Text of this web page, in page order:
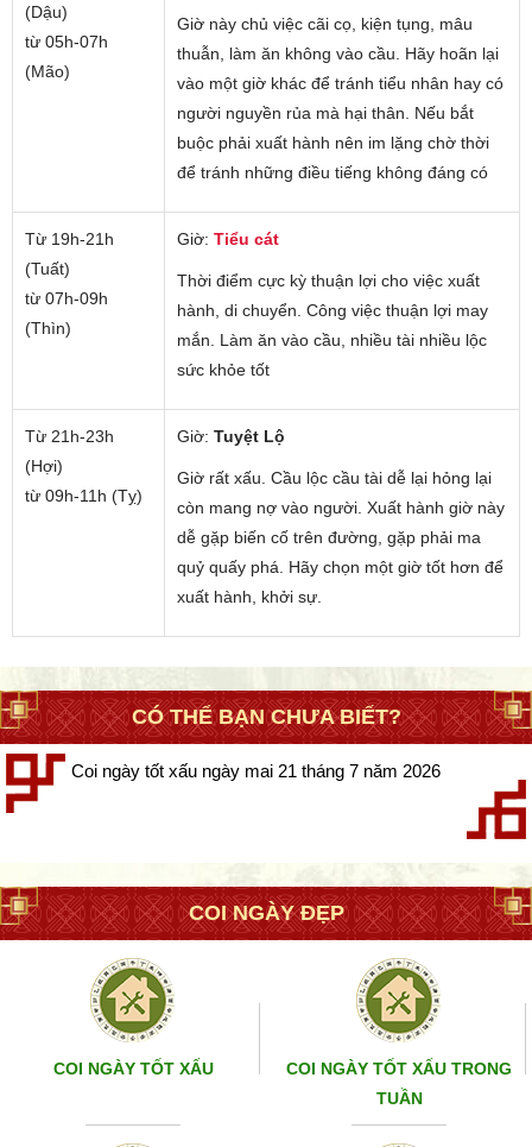
(Dậu)
từ 05h-07h
(Mão)
Giờ này chủ việc cãi cọ, kiện tụng, mâu
thuẫn, làm ăn không vào cầu. Hãy hoãn lại
vào một giờ khác để tránh tiểu nhân hay có
người nguyền rủa mà hại thân. Nếu bắt
buộc phải xuất hành nên im lặng chờ thời
để tránh những điều tiếng không đáng có
Từ 19h-21h
(Tuất)
từ 07h-09h
(Thìn)
Giờ: Tiểu cát
Thời điểm cực kỳ thuận lợi cho việc xuất
hành, di chuyển. Công việc thuận lợi may
mắn. Làm ăn vào cầu, nhiều tài nhiều lộc
sức khỏe tốt
Từ 21h-23h
(Hợi)
từ 09h-11h (Tỵ)
Giờ: Tuyệt Lộ
Giờ rất xấu. Cầu lộc cầu tài dễ lại hỏng lại
còn mang nợ vào người. Xuất hành giờ này
dễ gặp biến cố trên đường, gặp phải ma
quỷ quấy phá. Hãy chọn một giờ tốt hơn để
xuất hành, khởi sự.
CÓ THỂ BẠN CHƯA BIẾT?
Coi ngày tốt xấu ngày mai 21 tháng 7 năm 2026
COI NGÀY ĐẸP
COI NGÀY TỐT XẤU
COI NGÀY TỐT XẤU TRONG
TUẦN